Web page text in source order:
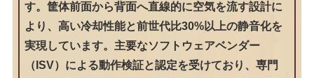
す。筐体前面から背面へ直線的に空気を流す設計に
より、高い冷却性能と前世代比30%以上の静音化を
実現しています。主要なソフトウェアベンダー
（ISV）による動作検証と認定を受けており、専門